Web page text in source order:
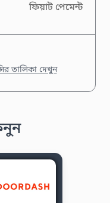
ফিয়াট পেমেন্ট
তালিকা দেখুন